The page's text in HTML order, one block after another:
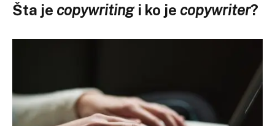
Šta je copywriting i ko je copywriter?